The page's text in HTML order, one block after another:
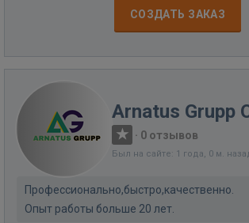
СОЗДАТЬ ЗАКАЗ
Arnatus Grupp
· 0 отзывов
Был на сайте: 1 года, 0 м.
Профессионально,быстро,качественно.
Опыт работы больше 20 лет.